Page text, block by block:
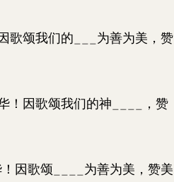
歌颂我们的___为善为美，赞
！因歌颂我们的神____，赞
因歌颂____为善为美，赞美